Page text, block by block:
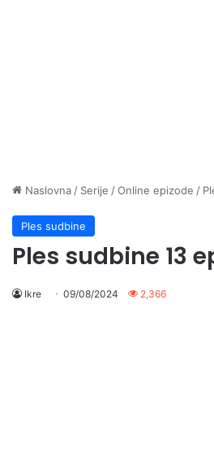
Naslovna / Serije /Online epizode /
Ples sudbine
Ples sudbine 13
Ikre 09/08/2024 2,366